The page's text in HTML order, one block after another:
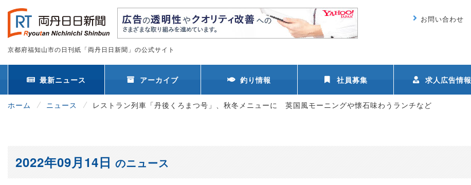
京都府福知山市の日刊紙「両丹日日新聞」の公式サイト
お問い合わせ
最新ニュース アーカイブ 釣り情報 社員募集 求人広告情報
ホーム ニュース レストラン列車「丹後くろまつ号」、秋冬メニューに 英国風モーニングや懐石味わうランチなど
2022年09月14日のニュース